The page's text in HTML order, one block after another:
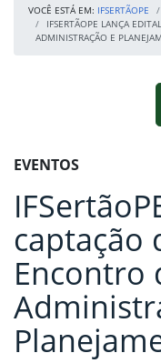
VOCÊ ESTÁ EM: IFSERTÃOPE
IFSERTÃOPE LANÇA
ADMINISTRAÇÃO E
Fim da navegação
Início do conteúdo
EVENTOS
captação
Encontro